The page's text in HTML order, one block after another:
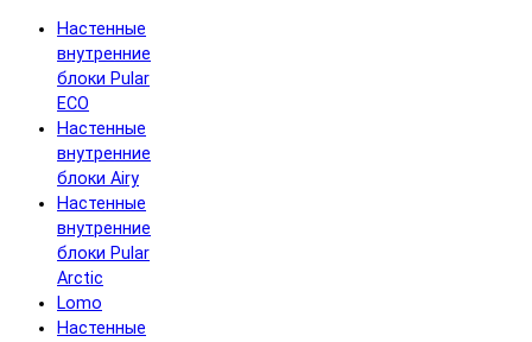
Настенные
внутренние
блоки Pular
ECO
Настенные
внутренние
блоки Airy
Настенные
внутренние
блоки Pular
Arctic
Lomo
Настенные